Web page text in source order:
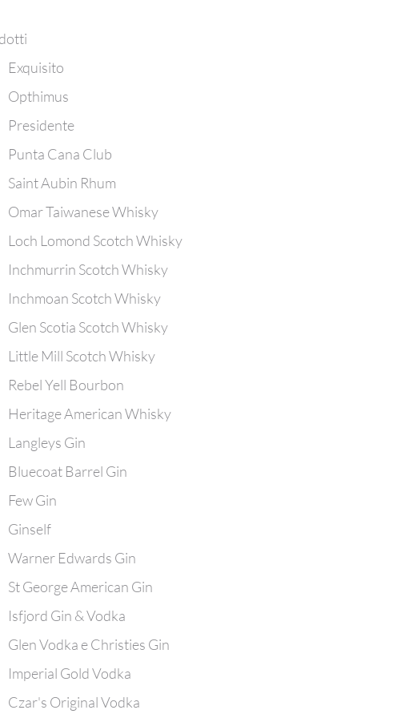
Exquisito
Opthimus
Presidente
Punta Cana Club
Saint Aubin Rhum
Omar Taiwanese Whisky
Loch Lomond Scotch Whisky
Inchmurrin Scotch Whisky
Inchmoan Scotch Whisky
Glen Scotia Scotch Whisky
Little Mill Scotch Whisky
Rebel Yell Bourbon
Heritage American Whisky
Langleys Gin
Bluecoat Barrel Gin
Few Gin
Ginself
Warner Edwards Gin
St George American Gin
Isfjord Gin & Vodka
Glen Vodka e Christies Gin
Imperial Gold Vodka
Czar's Original Vodka